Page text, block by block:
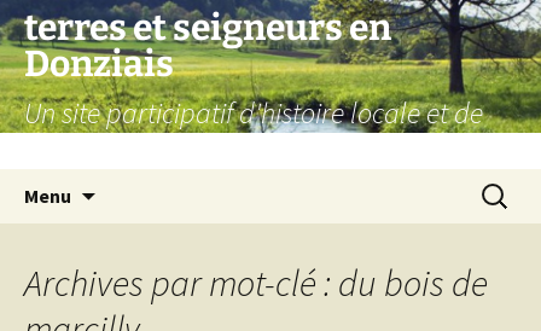
Aller
au
contenu
terres et seigneurs en
Donziais
Un site participatif d'histoire locale et de
Menu
Archives par mot-clé : du bois de